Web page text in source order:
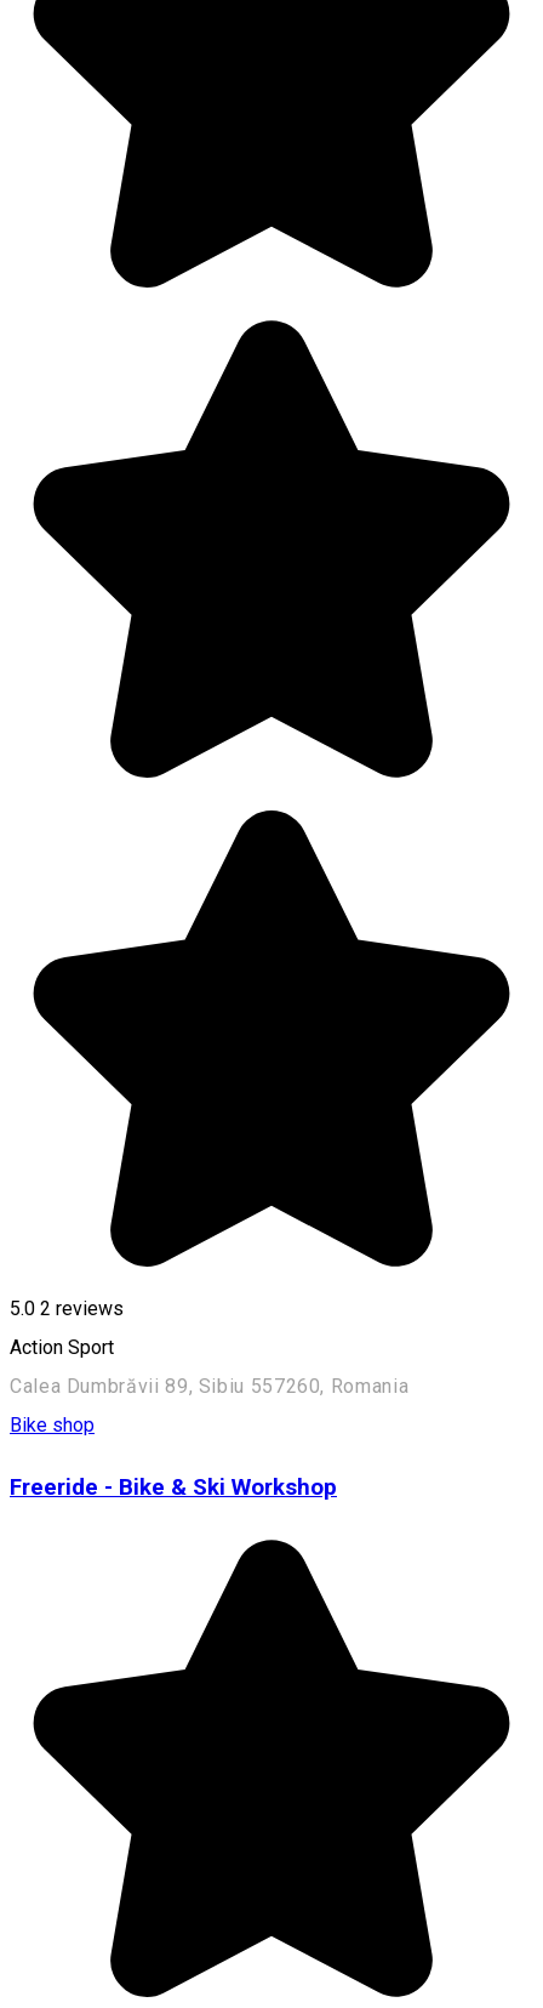
5.0 2 reviews
Action Sport
Calea Dumbrăvii 89, Sibiu 557260, Romania
Bike shop
Freeride - Bike & Ski Workshop